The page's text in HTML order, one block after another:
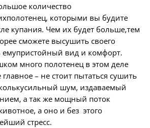
количество
которыми вы будите
купания. Чем их будет больше,тем
сможете высушить своего
вид и комфорт.
много полотенец в этом деле
– не стоит пытаться сушить
шум, издаваемый
а так же мощный поток
а оно и без этого
стресс.